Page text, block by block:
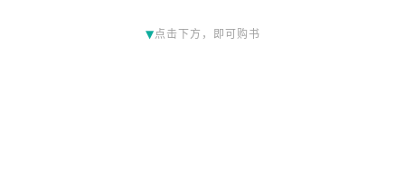
▼点击下方，即可购书